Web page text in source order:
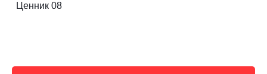
Ценник 08